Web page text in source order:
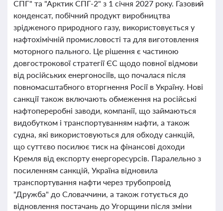
СПГ" та "Арктик СПГ-2" з 1 січня 2027 року. Газовий
конденсат, побічний продукт виробництва
зрідженого природного газу, використовується у
нафтохімічній промисловості та для виготовлення
моторного пального. Це рішення є частиною
довгострокової стратегії ЄС щодо повної відмови
від російських енергоносіїв, що почалася після
повномасштабного вторгнення Росії в Україну. Нові
санкції також включають обмеження на російські
нафтопереробні заводи, компанії, що займаються
видобутком і транспортуванням нафти, а також
судна, які використовуються для обходу санкцій,
що суттєво посилює тиск на фінансові доходи
Кремля від експорту енергоресурсів. Паралельно з
посиленням санкцій, Україна відновила
транспортування нафти через трубопровід
"Дружба" до Словаччини, а також готується до
відновлення постачань до Угорщини після зміни